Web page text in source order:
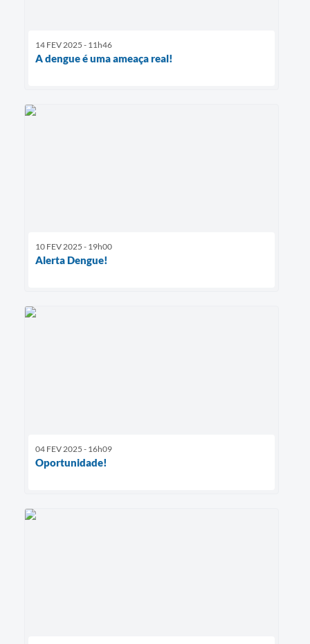
14 FEV 2025 - 11h46
A dengue é uma ameaça real!
10 FEV 2025 - 19h00
Alerta Dengue!
04 FEV 2025 - 16h09
Oportunidade!